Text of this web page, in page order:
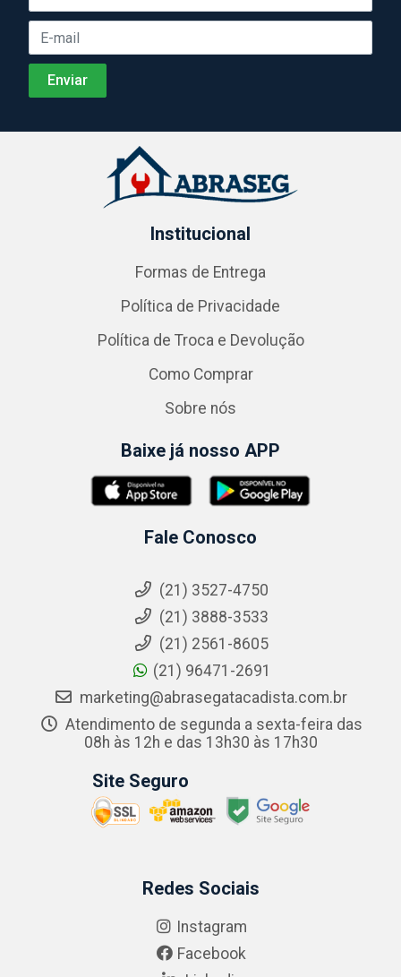
Institucional
Formas de Entrega
Política de Privacidade
Política de Troca e Devolução
Como Comprar
Sobre nós
Baixe já nosso APP
Fale Conosco
(21) 3527-4750
(21) 3888-3533
(21) 2561-8605
(21) 96471-2691
marketing@abrasegatacadista.com.br
Atendimento de segunda a sexta-feira das
08h às 12h e das 13h30 às 17h30
Site Seguro
Redes Sociais
Instagram
Facebook